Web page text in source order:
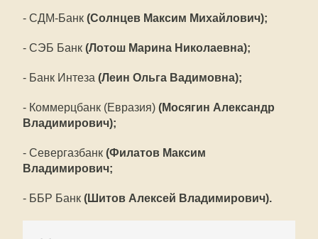
- СДМ-Банк (Солнцев Максим Михайлович);
- СЭБ Банк (Лотош Марина Николаевна);
- Банк Интеза (Леин Ольга Вадимовна);
- Коммерцбанк (Евразия) (Мосягин Александр
Владимирович);
- Севергазбанк (Филатов Максим
Владимирович;
- ББР Банк (Шитов Алексей Владимирович).